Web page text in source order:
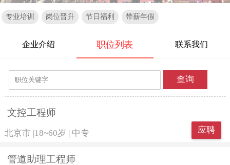
专业培训 岗位晋升 节日福利 带薪年假
企业介绍 职位列表 联系我们
查询
文控工程师
北京市 18~60岁 中专 应聘
管道助理工程师